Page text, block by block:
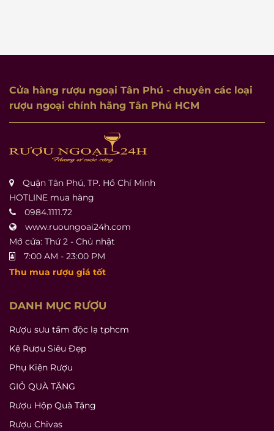
Cửa hàng rượu ngoại Tân Phú - chuyên các loại
rượu ngoại chính hãng Tân Phú HCM
Quận Tân Phú, TP. Hồ Chí Minh
HOTLINE mua hàng
0984.1111.72
www.ruoungoai24h.com
Mở cửa: Thứ 2 - Chủ nhật
7:00 AM - 23:00 PM
Thu mua rượu giá tốt
DANH MỤC RƯỢU
Rượu sưu tầm độc lạ tphcm
Kệ Rượu Siêu Đẹp
Phụ Kiện Rượu
GIỎ QUÀ TẶNG
Rượu Hộp Quà Tặng
Rượu Chivas